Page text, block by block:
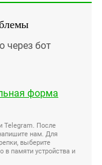
через бот
форма
Telegram. После
нам. Для
выберите
в памяти устройства и